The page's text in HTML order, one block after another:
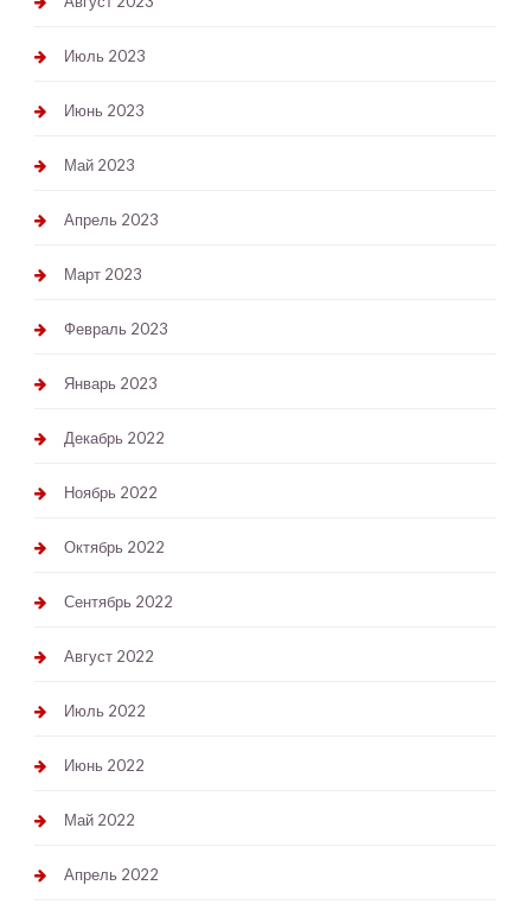
Июль 2023
Июнь 2023
Май 2023
Апрель 2023
Март 2023
Февраль 2023
Январь 2023
Декабрь 2022
Ноябрь 2022
Октябрь 2022
Сентябрь 2022
Август 2022
Июль 2022
Июнь 2022
Май 2022
Апрель 2022